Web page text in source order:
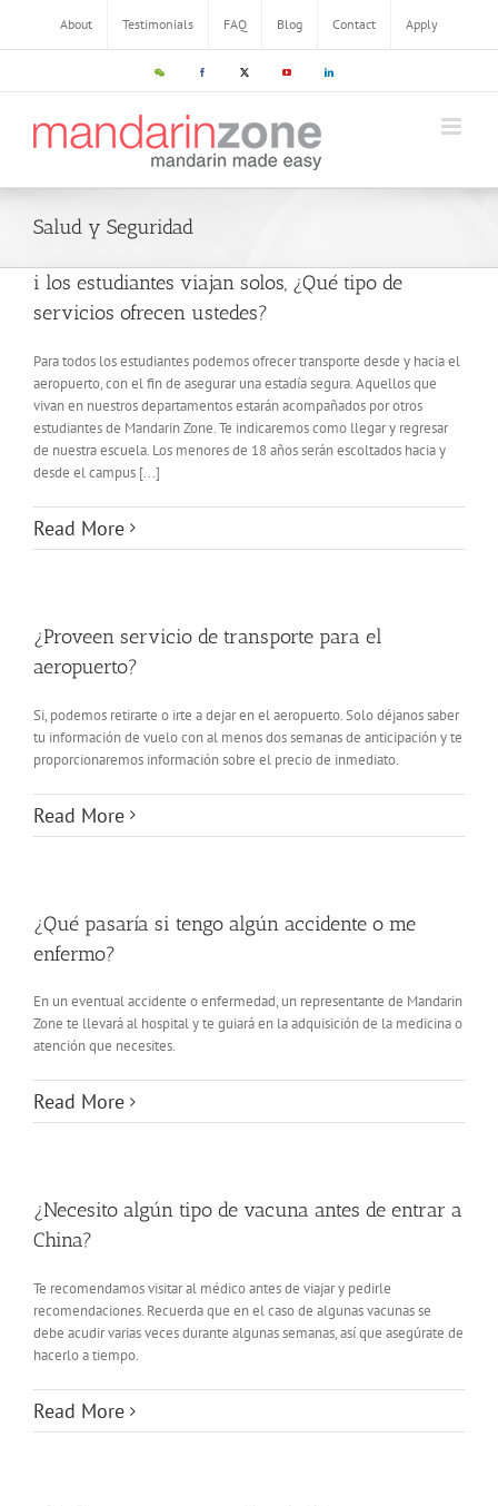
content
About Testimonials FAQ Blog Contact Apply
WeChat Facebook X YouTube LinkedIn
Salud y Seguridad
i los estudiantes viajan solos, ¿Qué tipo de
servicios ofrecen ustedes?
Para todos los estudiantes podemos ofrecer transporte desde y hacia el
aeropuerto, con el fin de asegurar una estadía segura. Aquellos que
vivan en nuestros departamentos estarán acompañados por otros
estudiantes de Mandarin Zone. Te indicaremos como llegar y regresar
de nuestra escuela. Los menores de 18 años serán escoltados hacia y
desde el campus [...]
Read More
¿Proveen servicio de transporte para el
aeropuerto?
Si, podemos retirarte o irte a dejar en el aeropuerto. Solo déjanos saber
tu información de vuelo con al menos dos semanas de anticipación y te
proporcionaremos información sobre el precio de inmediato.
Read More
¿Qué pasaría si tengo algún accidente o me
enfermo?
En un eventual accidente o enfermedad, un representante de Mandarin
Zone te llevará al hospital y te guiará en la adquisición de la medicina o
atención que necesites.
Read More
¿Necesito algún tipo de vacuna antes de entrar a
China?
Te recomendamos visitar al médico antes de viajar y pedirle
recomendaciones. Recuerda que en el caso de algunas vacunas se
debe acudir varias veces durante algunas semanas, así que asegúrate de
hacerlo a tiempo.
Read More